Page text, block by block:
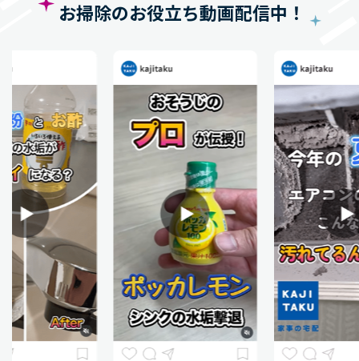
お掃除のお役立ち動画配信中！